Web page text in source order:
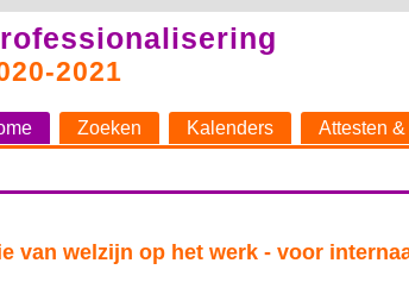
2021
Zoeken Kalenders Attesten
van welzijn op het werk - voor